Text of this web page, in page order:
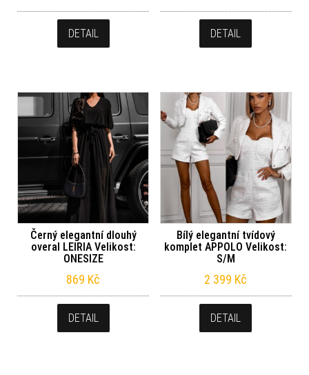
DETAIL DETAIL
Černý elegantní dlouhý
overal LEIRIA Velikost:
ONESIZE
869 Kč
DETAIL
Bílý elegantní tvídový
komplet APPOLO Velikost:
S/M
2 399 Kč
DETAIL